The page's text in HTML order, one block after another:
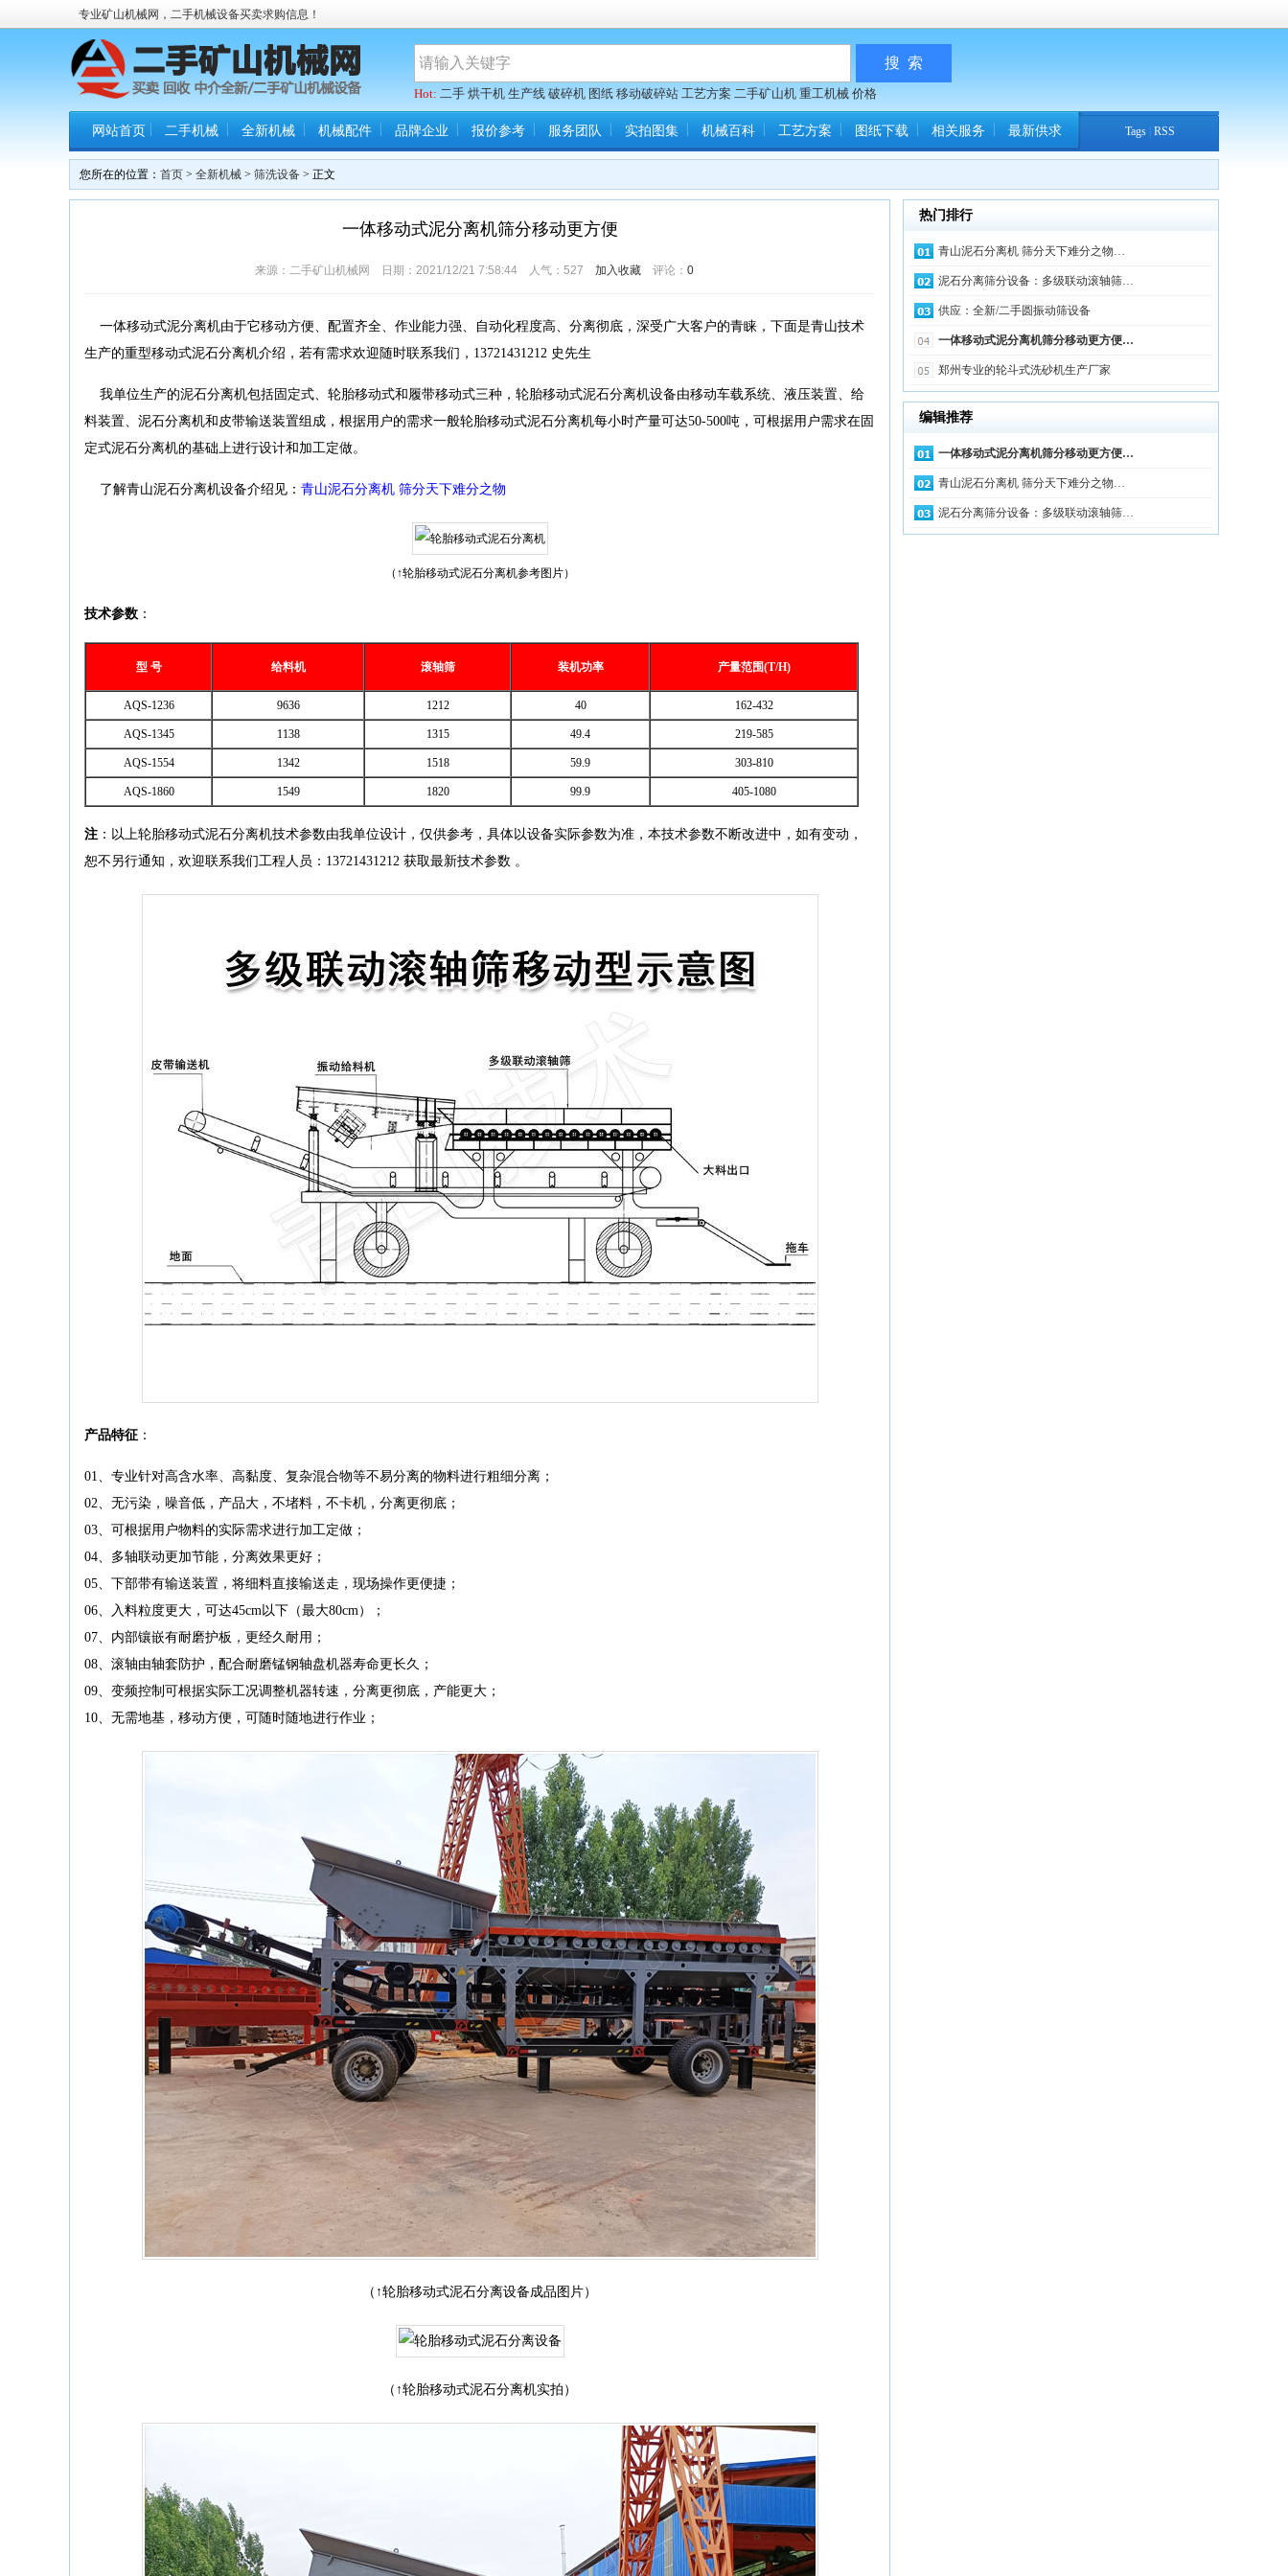
专业矿山机械网，二手机械设备买卖求购信息！
Hot: 二手 烘干机 生产线 破碎机 图纸 移动破碎站 工艺方案 二手矿山机 重工机械 价格
网站首页 二手机械 全新机械 机械配件 品牌企业 报价参考 服务团队 实拍图集 机械百科 工艺方案 图纸下载 相关服务 最新供求 Tags RSS
您所在的位置： 首页 > 全新机械 > 筛洗设备 > 正文
一体移动式泥分离机筛分移动更方便
来源：二手矿山机械网 日期：2021/12/21 7:58:44 人气： 527 加入收藏评论： 0
一体移动式泥分离机由于它移动方便、配置齐全、作业能力强、自动化程度高、分离彻底，深受广大客户的青睐，下面是青山技术
生产的重型移动式泥石分离机介绍，若有需求欢迎随时联系我们，13721431212 史先生
我单位生产的泥石分离机包括固定式、轮胎移动式和履带移动式三种，轮胎移动式泥石分离机设备由移动车载系统、液压装置、给
料装置、泥石分离机和皮带输送装置组成，根据用户的需求一般轮胎移动式泥石分离机每小时产量可达50-500吨，可根据用户需求在固
定式泥石分离机的基础上进行设计和加工定做。
了解青山泥石分离机设备介绍见： 青山泥石分离机 筛分天下难分之物
（↑轮胎移动式泥石分离机参考图片）
技术参数 ：
型 号 给料机 滚轴筛 装机功率 产量范围(T/H)
AQS-1236 9636 1212 40 162-432
AQS-1345 1138 1315 49.4 219-585
AQS-1554 1342 1518 59.9 303-810
AQS-1860 1549 1820 99.9 405-1080
注 ：以上轮胎移动式泥石分离机技术参数由我单位设计，仅供参考，具体以设备实际参数为准，本技术参数不断改进中，如有变动，
恕不另行通知，欢迎联系我们工程人员：13721431212 获取最新技术参数 。
产品特征 ：
01、专业针对高含水率、高黏度、复杂混合物等不易分离的物料进行粗细分离；
02、无污染，噪音低，产品大，不堵料，不卡机，分离更彻底；
03、可根据用户物料的实际需求进行加工定做；
04、多轴联动更加节能，分离效果更好；
05、下部带有输送装置，将细料直接输送走，现场操作更便捷；
06、入料粒度更大，可达45cm以下（最大80cm）；
07、内部镶嵌有耐磨护板，更经久耐用；
08、滚轴由轴套防护，配合耐磨锰钢轴盘机器寿命更长久；
09、变频控制可根据实际工况调整机器转速，分离更彻底，产能更大；
10、无需地基，移动方便，可随时随地进行作业；
（↑轮胎移动式泥石分离设备成品图片）
（↑轮胎移动式泥石分离机实拍）
热门排行
青山泥石分离机 筛分天下难分之物…
泥石分离筛分设备：多级联动滚轴筛…
供应：全新/二手圆振动筛设备
一体移动式泥分离机筛分移动更方便…
郑州专业的轮斗式洗砂机生产厂家
编辑推荐
一体移动式泥分离机筛分移动更方便…
青山泥石分离机 筛分天下难分之物…
泥石分离筛分设备：多级联动滚轴筛…